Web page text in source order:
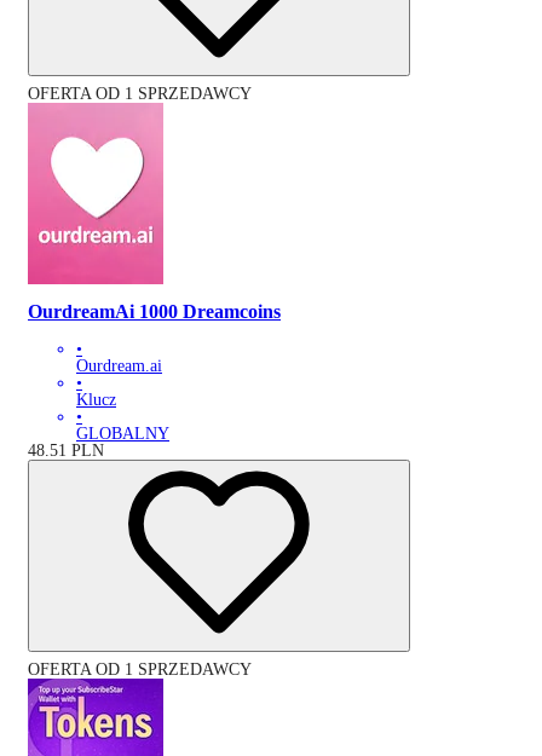
OFERTA OD 1 SPRZEDAWCY
OurdreamAi 1000 Dreamcoins
•
Ourdream.ai
•
Klucz
•
GLOBALNY
48.51 PLN
OFERTA OD 1 SPRZEDAWCY